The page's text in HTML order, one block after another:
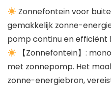
Zonnefontein voor
gemakkelijk zonne-
pomp continu en efficiënt
【Zonnefontein】:
met zonnepomp. Het
zonne-energiebron,